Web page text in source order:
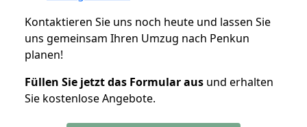
Kontaktieren Sie uns noch heute und lassen Sie
uns gemeinsam Ihren Umzug nach Penkun
planen!
Füllen Sie jetzt das Formular aus und erhalten
Sie kostenlose Angebote.